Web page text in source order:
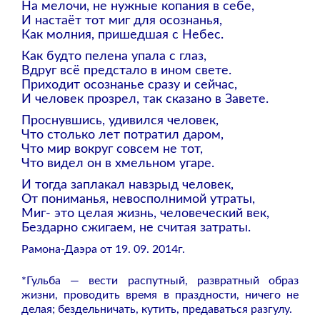
На мелочи, не нужные копания в себе,
И настаёт тот миг для осознанья,
Как молния, пришедшая с Небес.
Как будто пелена упала с глаз,
Вдруг всё предстало в ином свете.
Приходит осознанье сразу и сейчас,
И человек прозрел, так сказано в Завете.
Проснувшись, удивился человек,
Что столько лет потратил даром,
Что мир вокруг совсем не тот,
Что видел он в хмельном угаре.
И тогда заплакал навзрыд человек,
От пониманья, невосполнимой утраты,
Миг- это целая жизнь, человеческий век,
Бездарно сжигаем, не считая затраты.
Рамона-Даэра от 19. 09. 2014г.
*Гульба — вести распутный, развратный образ
жизни, проводить время в праздности, ничего не
делая; бездельничать, кутить, предаваться разгулу.